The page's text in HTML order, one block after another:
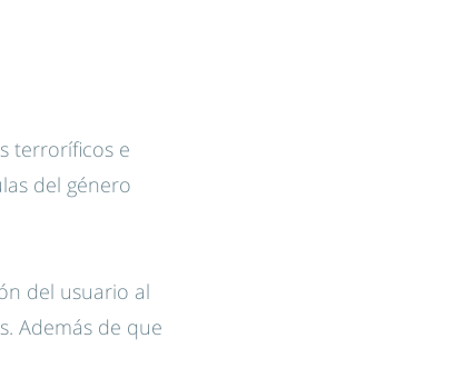
terroríficos e
del género
del usuario al
Además de que